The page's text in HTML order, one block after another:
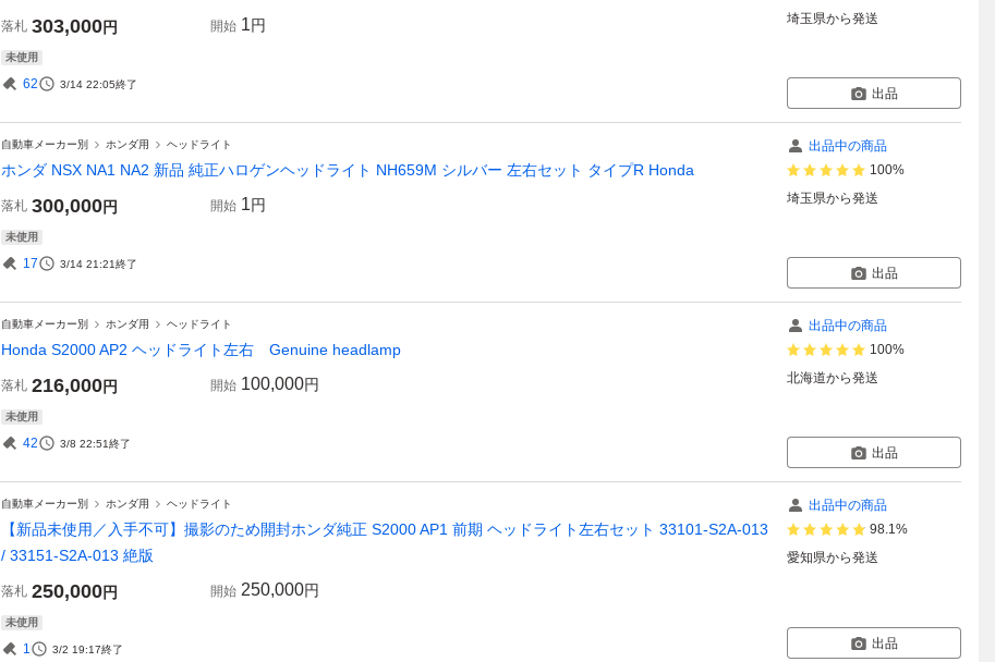
落札 303,000円 開始 1円
未使用
62 3/14 22:05終了
埼玉県から発送
出品
自動車メーカー別 ホンダ用 ヘッドライト
ホンダ NSX NA1 NA2 新品 純正ハロゲンヘッドライト NH659M シルバー 左右セット タイプR Honda
落札 300,000円 開始 1円
未使用
17 3/14 21:21終了
出品中の商品
100%
埼玉県から発送
出品
自動車メーカー別 ホンダ用 ヘッドライト
Honda S2000 AP2 ヘッドライト左右 Genuine headlamp
落札 216,000円 開始 100,000円
未使用
42 3/8 22:51終了
出品中の商品
100%
北海道から発送
出品
自動車メーカー別 ホンダ用 ヘッドライト
【新品未使用／入手不可】撮影のため開封ホンダ純正 S2000 AP1 前期 ヘッドライト左右セット 33101-S2A-013
/ 33151-S2A-013 絶版
落札 250,000円 開始 250,000円
未使用
1 3/2 19:17終了
出品中の商品
98.1%
愛知県から発送
出品